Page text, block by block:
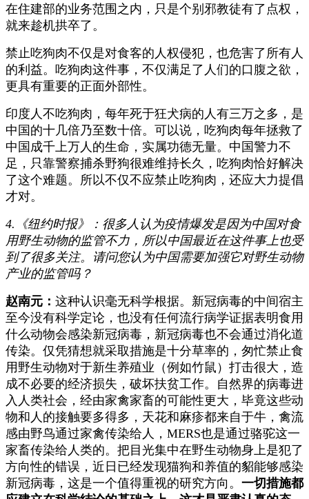
在住建部的业务范围之内，只是个别邪教徒有了点权，
就来趁机拱卒了。
禁止吃狗肉不仅是对食客的人权侵犯，也危害了所有人
的利益。吃狗肉这件事，不仅满足了人们的口腹之欲，
更具有重要的正面外部性。
印度人不吃狗肉，每年死于狂犬病的人有三万之多，是
中国的十几倍乃至数十倍。可以说，吃狗肉每年拯救了
中国成千上万人的生命，实属功德无量。中国警力不
足，只靠警察捕杀野狗很难维持长久，吃狗肉恰好解决
了这个难题。所以不仅不应禁止吃狗肉，还应大力提倡
才对。
4.《纽约时报》：很多人认为疫情爆发是因为中国对食
用野生动物的监管不力，所以中国最近在这件事上也受
到了很多关注。请问您认为中国需要加强它对野生动物
产业的监管吗？
赵南元： 这种认识毫无科学根据。新冠病毒的中间宿主
至今没有科学定论，也没有任何流行病学证据表明食用
什么动物会感染新冠病毒，新冠病毒也不会通过消化道
传染。仅凭猜想就采取措施是十分草率的，匆忙禁止食
用野生动物对于新生养殖业（例如竹鼠）打击很大，造
成不必要的经济损失，破坏扶贫工作。自然界的病毒进
入人类社会，经由家禽家畜的可能性更大，毕竟这些动
物和人的接触要多得多，天花和麻疹都来自于牛，禽流
感由野鸟通过家禽传染给人，MERS也是通过骆驼这一
家畜传染给人类的。把目光集中在野生动物身上是犯了
方向性的错误，近日已经发现猫狗和养值的貂能够感染
新冠病毒，这是一个值得重视的研究方向。 一切措施都